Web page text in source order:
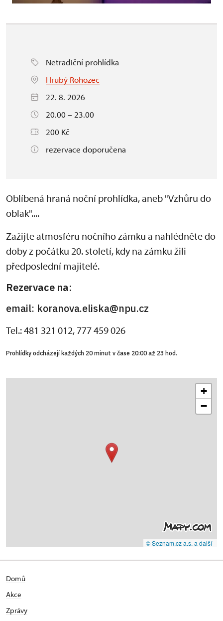
Netradiční prohlídka
Hrubý Rohozec
22. 8. 2026
20.00 – 23.00
200 Kč
rezervace doporučena
Oblíbená hraná noční prohlídka, aneb "Vzhůru do
oblak"....
Zažijte atmosféru nočního zámku a nahlédněte do
doby z počátku 20. století, kdy na zámku žili
předposlední majitelé.
Rezervace na:
email: koranova.eliska@npu.cz
Tel.: 481 321 012, 777 459 026
Prohlídky odcházejí každých 20 minut v čase 20:00 až 23 hod.
+
−
© Seznam.cz a.s. a další
Domů
Akce
Zprávy